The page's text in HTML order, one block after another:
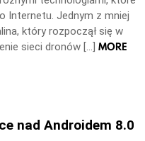
Internetu. Jednym z mniej
który rozpoczął się w
sieci dronów […] MORE
nad Androidem 8.0